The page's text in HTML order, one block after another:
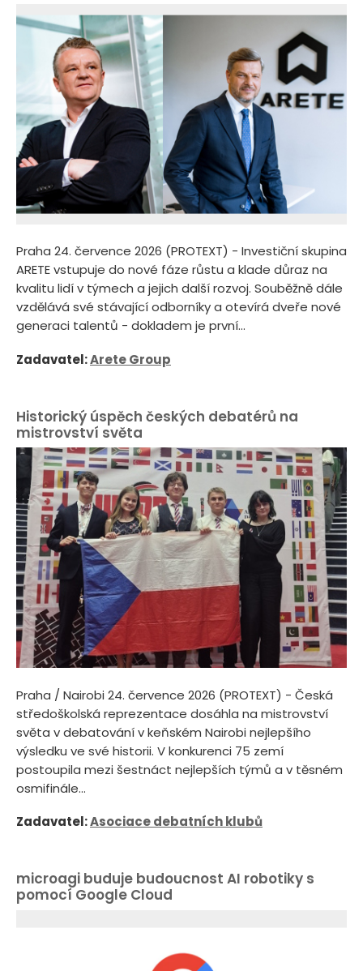
Praha 24. července 2026 (PROTEXT) - Investiční skupina
ARETE vstupuje do nové fáze růstu a klade důraz na
kvalitu lidí v týmech a jejich další rozvoj. Souběžně dále
vzdělává své stávající odborníky a otevírá dveře nové
generaci talentů - dokladem je první...
Zadavatel:Arete Group
Historický úspěch českých debatérů na
mistrovství světa
Praha / Nairobi 24. července 2026 (PROTEXT) - Česká
středoškolská reprezentace dosáhla na mistrovství
světa v debatování v keňském Nairobi nejlepšího
výsledku ve své historii. V konkurenci 75 zemí
postoupila mezi šestnáct nejlepších týmů a v těsném
osmifinále...
Zadavatel:Asociace debatních klubů
microagi buduje budoucnost AI robotiky s
pomocí Google Cloud